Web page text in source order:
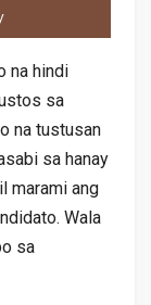
na hindi
sa
na tustusan
sa hanay
marami ang
Wala
sa